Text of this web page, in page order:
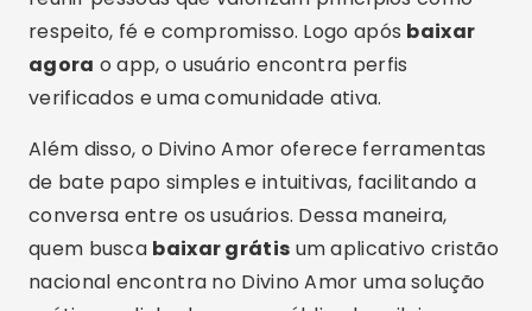
prática e alinhada com o público brasileiro.
Publicidade - SpotAds
Amor em Cristo
O Amor em Cristo é um aplicativo que une
tecnologia e espiritualidade de forma
equilibrada. Desde o cadastro, o usuário é
incentivado a destacar sua caminhada cristã,